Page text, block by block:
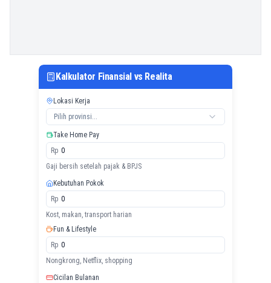
Kalkulator Finansial vs Realita
Lokasi Kerja
Pilih provinsi...
Take Home Pay
Rp
Gaji bersih setelah pajak & BPJS
Kebutuhan Pokok
Rp
Kost, makan, transport harian
Fun & Lifestyle
Rp
Nongkrong, Netflix, shopping
Cicilan Bulanan